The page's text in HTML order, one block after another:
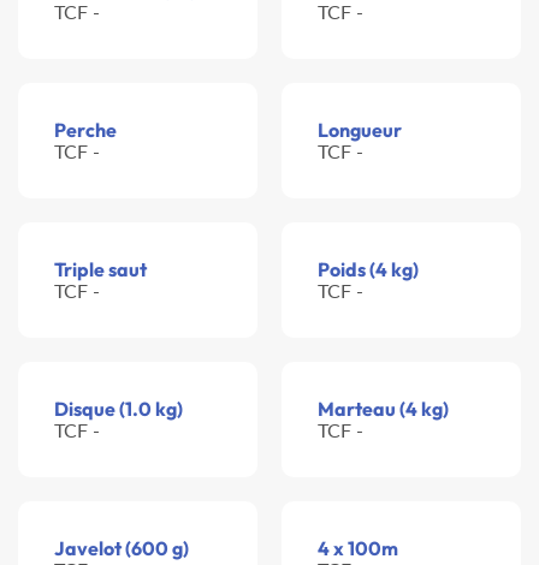
TCF - TCF -
Perche
TCF -
Longueur
TCF -
Triple saut
TCF -
Poids (4 kg)
TCF -
Disque (1.0 kg)
TCF -
Marteau (4 kg)
TCF -
Javelot (600 g) 4 x 100m